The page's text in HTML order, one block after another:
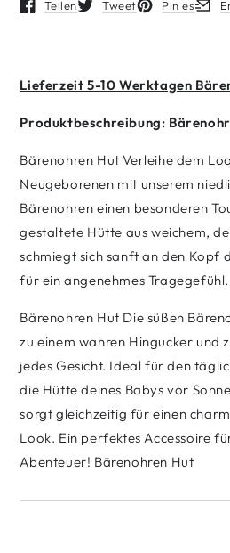
Teilen
Öffnet in einem neuen Fenster.
Tweet
Öffnet in einem neuen
Pin es
Öffnet in
Lieferzeit 5-10 Werktagen
Produktbeschreibung:
Bärenohren Hut Verleihe dem
Neugeborenen mit unserem
Bärenohren einen besonderen
gestaltete Hütte aus weichem,
schmiegt sich sanft an den Kopf
für ein angenehmes
Bärenohren Hut Die süßen
zu einem wahren Hingucker und
jedes Gesicht. Ideal für den
die Hütte deines Babys vor
sorgt gleichzeitig für einen
Look. Ein perfektes Accessoire
Abenteuer! Bärenohren Hut